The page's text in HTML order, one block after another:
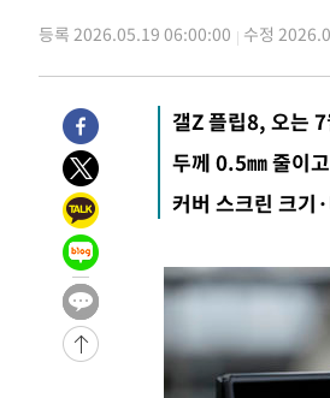
-28200초 전 >[속보]전남광주 초대 시민
-25761초 전 >서울 열대야 15일째 지속
-24328초 전 >
[속보]코스닥, 2.15포인
-24311초 전 >
[속보]코스피, 119.51포
-20758초 전 >
-20709초 전 >
서울 낮 39도 '폭염중대
-18071초 전 >
-10244초 전 >
[속보] 호르무즈 해협 이
우 0.49%↑
-8599초 전 >
임 3년 인터뷰
1시간 전 > [속보] "이란-오만, 호르무즈
등록 2026.05.19 06:00:00 수정
갤Z 플립8, 오는
두께 0.5㎜ 줄이
커버 스크린 크기